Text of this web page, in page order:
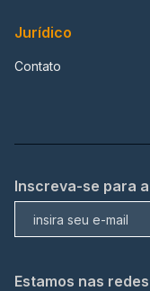
Jurídico
Contato
Inscreva-se para
Estamos nas